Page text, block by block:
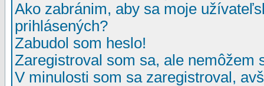
Ako zabránim, aby sa moje
prihlásených?
Zabudol som heslo!
Zaregistroval som sa, ale nemôžem
V minulosti som sa zaregistroval,